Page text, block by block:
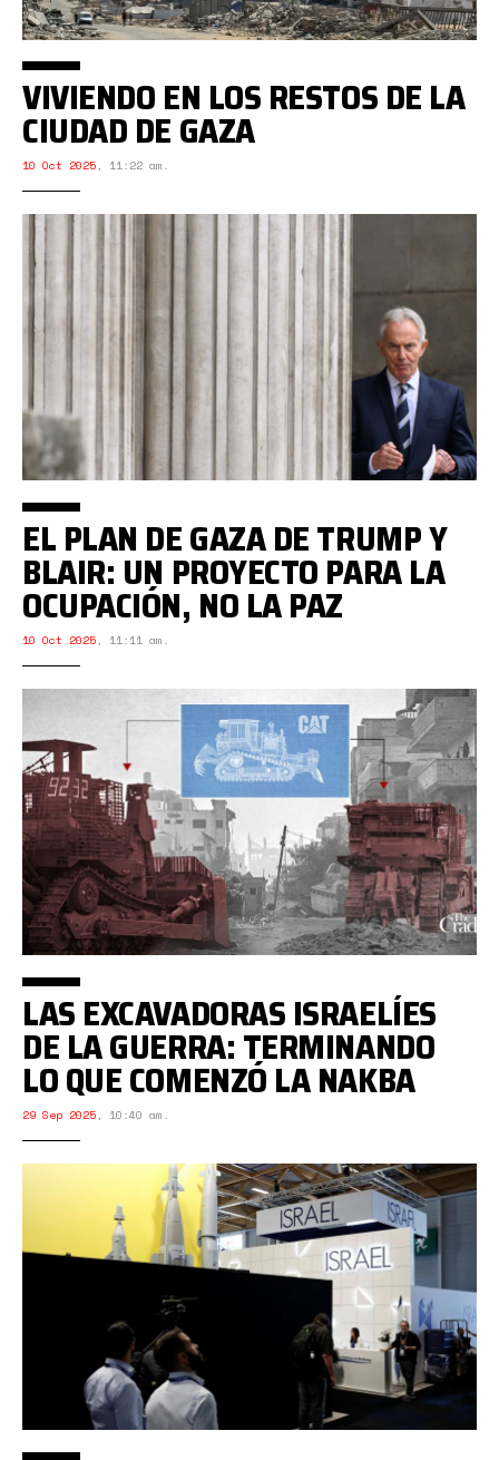
VIVIENDO EN LOS RESTOS DE LA
CIUDAD DE GAZA
10 Oct 2025, 11:22 am.
EL PLAN DE GAZA DE TRUMP Y
BLAIR: UN PROYECTO PARA LA
OCUPACIÓN, NO LA PAZ
10 Oct 2025, 11:11 am.
LAS EXCAVADORAS ISRAELÍES
DE LA GUERRA: TERMINANDO
LO QUE COMENZÓ LA NAKBA
29 Sep 2025, 10:40 am.